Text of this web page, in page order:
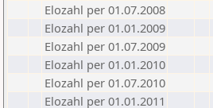
Elozahl per 01.07.2008
Elozahl per 01.01.2009
Elozahl per 01.07.2009
Elozahl per 01.01.2010
Elozahl per 01.07.2010
Elozahl per 01.01.2011